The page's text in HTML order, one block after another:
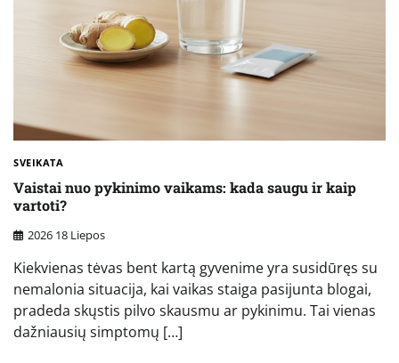
SVEIKATA
Vaistai nuo pykinimo vaikams: kada saugu ir kaip
vartoti?
2026 18 Liepos
Kiekvienas tėvas bent kartą gyvenime yra susidūręs su
nemalonia situacija, kai vaikas staiga pasijunta blogai,
pradeda skųstis pilvo skausmu ar pykinimu. Tai vienas
dažniausių simptomų […]